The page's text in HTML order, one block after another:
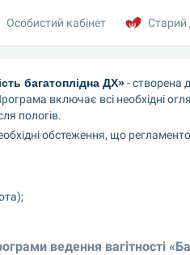
багатоплідна ДХ» - створена
включає всі необхідні
пологів.
обстеження, що
ведення вагітності
Особистий кабінет Старий